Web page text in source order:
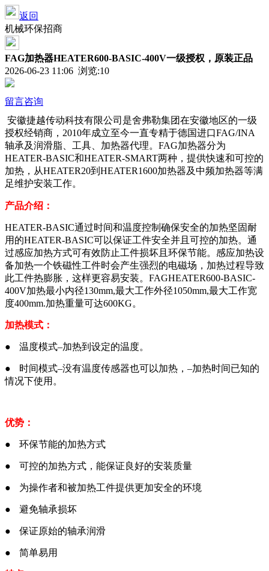
返回
机械环保招商
FAG加热器HEATER600-BASIC-400V一级授权，原装正品
2026-06-23 11:06 浏览:10
留言咨询
安徽捷越传动科技有限公司 是舍弗勒集团在安徽地区的一级
授权经销商， 2010年成立至今一直专精于德国进口FAG/INA
轴承及润滑脂、工具、加热器代理。 FAG加热器分为
HEATER-BASIC和HEATER-SMART两种，提供快速和可控的
加热，从HEATER20到HEATER1600加热器及中频加热器等满
足维护安装工作。
产品介绍：
HEATER-BASIC通过时间和温度控制确保安全的加热坚固耐
用的HEATER-BASIC可以保证工件安全并且可控的加热。通
过感应加热方式可有效防止工件损坏且环保节能。感应加热设
备加热一个铁磁性工件时会产生强烈的电磁场，加热过程导致
此工件热膨胀，这样更容易安装。FAGHEATER600-BASIC-
400V加热最小内径130mm,最大工作外径1050mm,最大工作宽
度400mm.加热重量可达600KG。
加热模式：
● 温度模式–加热到设定的温度。
● 时间模式–没有温度传感器也可以加热，–加热时间已知的
情况下使用。
优势：
● 环保节能的加热方式
● 可控的加热方式，能保证良好的安装质量
● 为操作者和被加热工件提供更加安全的环境
● 避免轴承损坏
● 保证原始的轴承润滑
● 简单易用